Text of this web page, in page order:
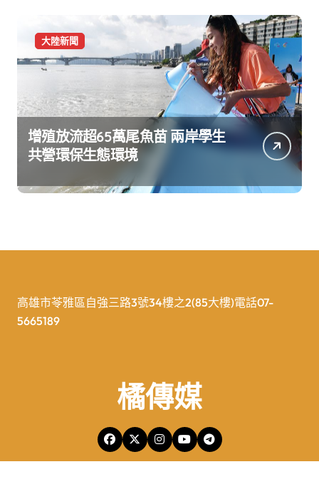
大陸新聞
增殖放流超65萬尾魚苗 兩岸學生
共營環保生態環境
高雄市苓雅區自強三路3號34樓之2(85大樓)電話07-
5665189
橘傳媒